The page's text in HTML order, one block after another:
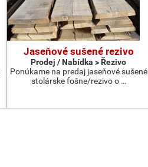
Jaseňové sušené rezivo
Prodej / Nabídka > Řezivo
Ponúkame na predaj jaseňové sušené
stolárske fošne/rezivo o …